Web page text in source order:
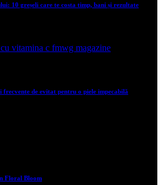
10 greșeli care te costa timp, bani și rezultate
frecvente de evitat pentru o piele impecabilă
Floral Bloom